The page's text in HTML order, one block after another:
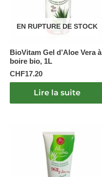
EN RUPTURE DE STOCK
BioVitam Gel d’Aloe Vera à
boire bio, 1L
CHF17.20
Lire la suite